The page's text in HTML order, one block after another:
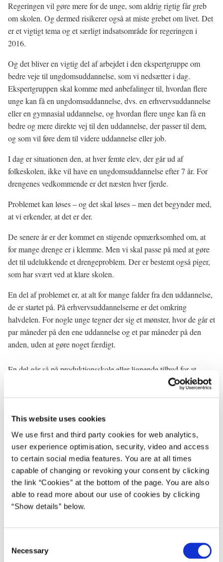
This website uses cookies
We use first and third party cookies for web analytics,
user experience optimisation, security, video and access
to certain social media features. You are at all times
capable of changing or revoking your consent by clicking
the link “Cookies” at the bottom of the page. You are also
able to read more about our use of cookies by clicking
“Show details” below.
Necessary
Regeringen vil gøre mere for de unge, som aldrig rigtig får greb
om skolen. Og dermed risikerer også at miste grebet om livet. Det
er et vigtigt tema og et særligt indsatsområde for regeringen i
2016.
Og det bliver en vigtig del af arbejdet i den ekspertgruppe om
bedre veje til ungdomsuddannelse, som vi nedsætter i dag.
Ekspertgruppen skal komme med anbefalinger til, hvordan flere
unge kan få en ungdomsuddannelse, dvs. en erhvervsuddannelse
eller en gymnasial uddannelse, og hvordan flere unge kan få en
bedre og mere direkte vej til den uddannelse, der passer til dem,
og som vil føre dem til videre uddannelse eller job.
I dag er situationen den, at hver femte elev, der går ud af
folkeskolen, ikke vil have en ungdomsuddannelse efter 7 år. For
drengenes vedkommende er det næsten hver fjerde.
Problemet kan løses – og det skal løses – men det begynder med,
at vi erkender, at det er der.
De senere år er der kommet en stigende opmærksomhed om, at
for mange drenge er i klemme. Men vi skal passe på med at gøre
det til udelukkende et drengeproblem. Der er bestemt også piger,
som har svært ved at klare skolen.
En del af problemet er, at alt for mange falder fra den uddannelse,
de er startet på. På erhvervsuddannelserne er det omkring
halvdelen. For nogle unge tegner der sig et mønster, hvor de går et
par måneder på den ene uddannelse og et par måneder på den
anden, uden at gøre noget færdigt.
En del går så på produktionsskole eller lignende tilbud for at
bliver bedre forberedt – men mange har et begrænset udbytte. Det
succes. Det kan lade sig gøre at bryde en ond cirkel og give de
unge selvtillid og muligheder. Det gør det endnu mere
nedslående, at mange ikke får den chance.
Initiativer som Lær for Livet, læsecampen Plan T i Odense,
DrengeAkademiet og andre forløb viser, at elever kan rykke sig
flere skoleår på få uger.
elever er noget af det mest effektive for de unge, der har faglige
udfordringer. Mange kommuner tilbyder allerede den slags